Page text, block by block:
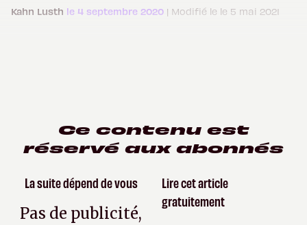
Kahn Lusth le 4 septembre 2020 | Modifié le le 5 mai 2021
Ce contenu est
réservé aux abonnés
La suite dépend de vous
Pas de publicité,
Lire cet article
gratuitement